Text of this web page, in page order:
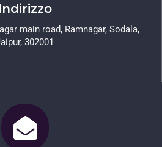
Indirizzo
main road, Ramnagar, Sodala,
302001